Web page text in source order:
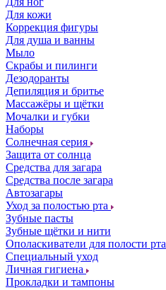
Для кожи
Коррекция фигуры
Для душа и ванны
Мыло
Скрабы и пилинги
Дезодоранты
Депиляция и бритье
Массажёры и щётки
Мочалки и губки
Наборы
Солнечная серия
Защита от солнца
Средства для загара
Средства после загара
Автозагары
Уход за полостью рта
Зубные пасты
Зубные щётки и нити
Ополаскиватели для полости рта
Специальный уход
Личная гигиена
Прокладки и тампоны